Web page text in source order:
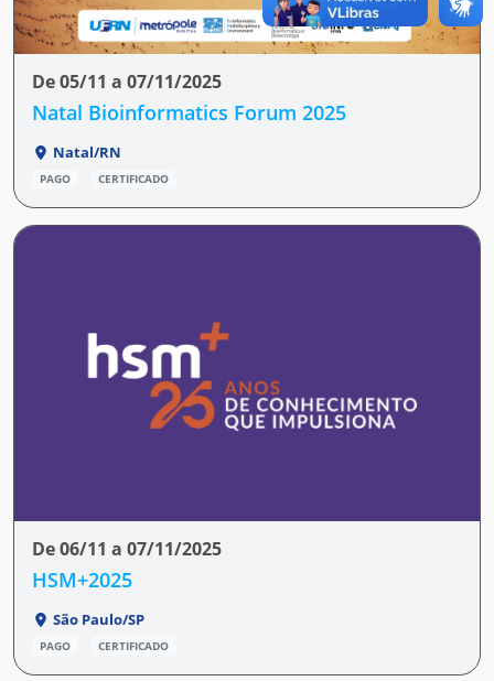
De 05/11 a 07/11/2025
Natal Bioinformatics Forum 2025
Natal/RN
PAGO CERTIFICADO
De 06/11 a 07/11/2025
HSM+2025
São Paulo/SP
PAGO CERTIFICADO